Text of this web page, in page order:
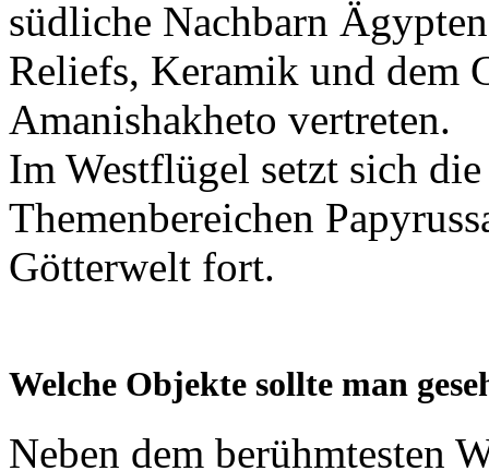
südliche Nachbarn
Reliefs, Keramik und dem
Amanishakheto vertreten.
Im Westflügel setzt sich
Themenbereichen
Götterwelt fort.
Welche Objekte sollte man
Neben dem berühmtesten